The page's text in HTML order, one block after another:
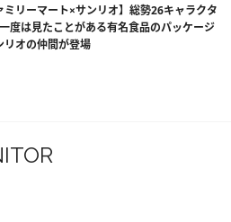
ミリーマート×サンリオ】総勢26キャラクタ
度は見たことがある有名食品のパッケージ
リオの仲間が登場